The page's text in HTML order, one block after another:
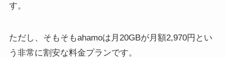
す。
ただし、そもそもahamoは月20GBが月額2,970円とい
う非常に割安な料金プランです。